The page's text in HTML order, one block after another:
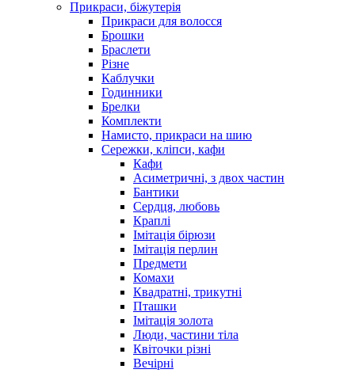
Прикраси, біжутерія
Прикраси для волосся
Брошки
Браслети
Різне
Каблучки
Годинники
Брелки
Комплекти
Намисто, прикраси на шию
Сережки, кліпси, кафи
Кафи
Асиметричні, з двох частин
Бантики
Сердця, любовь
Краплі
Імітація бірюзи
Імітація перлин
Предмети
Комахи
Квадратні, трикутні
Пташки
Імітація золота
Люди, частини тіла
Квіточки різні
Вечірні